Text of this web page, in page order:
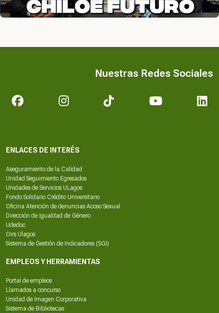
ENLACES DE INTERÉS
Aseguramiento de la Calidad
Unidad Seguimiento Egresados
Unidades de Servicios ULagos
Fondo Solidario Crédito Universitario
Oficina Atención de denuncias Acoso Sexual
Dirección de Igualdad de Género
Udedoc
Oirs Ulagos
Sistema de Gestión de Indicadores (SGI)
EMPLEOS Y HERRAMIENTAS
Portal de empleos
Llamados a concurso
Unidad de Imagen Corporativa
Sistema de Bibliotecas
Nuestras Redes Sociales